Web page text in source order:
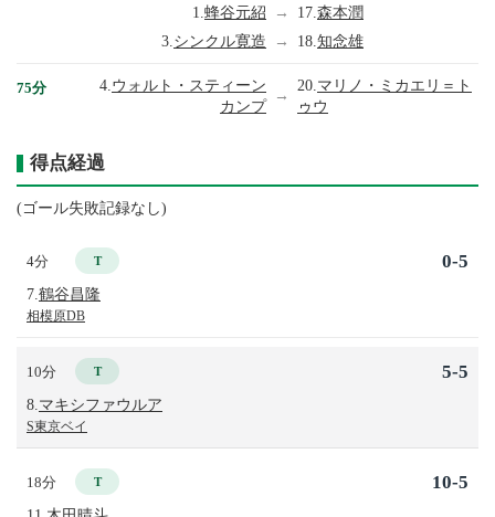
1. 蜂谷元紹 → 17. 森本潤
3. シンクル寛造 → 18. 知念雄
75分 4. ウォルト・スティーン
カンプ
→
20. マリノ・ミカエリ＝ト
ゥウ
得点経過
(ゴール失敗記録なし)
4分 T
7. 鶴谷昌隆
相模原DB
0-5
10分 T
8. マキシファウルア
S東京ベイ
5-5
18分 T 10-5